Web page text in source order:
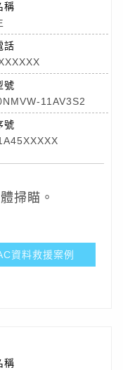
稱
話
號
11AV3S2
號
掃瞄。
資料救援案例
稱